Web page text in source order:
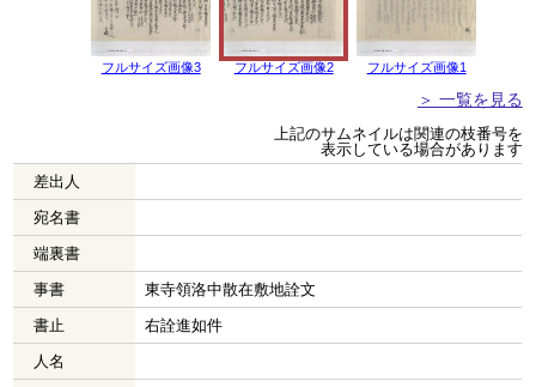
フルサイズ画像3 フルサイズ画像2 フルサイズ画像1
＞ 一覧を見る
上記のサムネイルは関連の枝番号を
表示している場合があります
差出人
宛名書
端裏書
事書
東寺領洛中散在敷地詮文
書止
右詮進如件
人名